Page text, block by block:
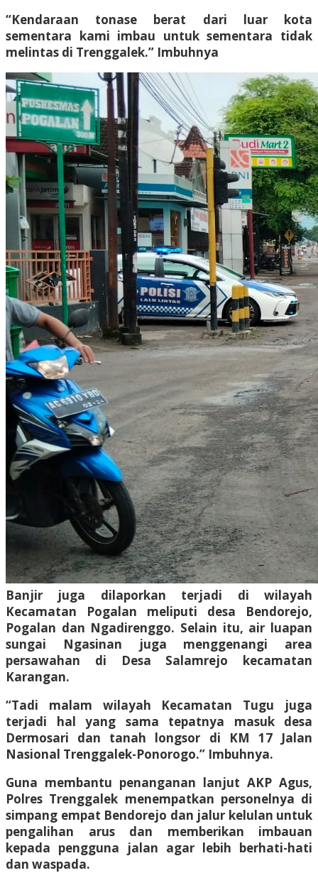
“Kendaraan tonase berat dari luar kota
sementara kami imbau untuk sementara tidak
melintas di Trenggalek.” Imbuhnya
Banjir juga dilaporkan terjadi di wilayah
Kecamatan Pogalan meliputi desa Bendorejo,
Pogalan dan Ngadirenggo. Selain itu, air luapan
sungai Ngasinan juga menggenangi area
persawahan di Desa Salamrejo kecamatan
Karangan.
“Tadi malam wilayah Kecamatan Tugu juga
terjadi hal yang sama tepatnya masuk desa
Dermosari dan tanah longsor di KM 17 Jalan
Nasional Trenggalek-Ponorogo.” Imbuhnya.
Guna membantu penanganan lanjut AKP Agus,
Polres Trenggalek menempatkan personelnya di
simpang empat Bendorejo dan jalur kelulan untuk
pengalihan arus dan memberikan imbauan
kepada pengguna jalan agar lebih berhati-hati
dan waspada.